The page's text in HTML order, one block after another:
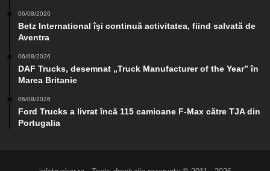
06/08/2026
Betz International își continuă activitatea, fiind salvată de
Aventra
06/08/2026
DAF Trucks, desemnat „Truck Manufacturer of the Year” în
Marea Britanie
06/08/2026
Ford Trucks a livrat încă 115 camioane F-Max către TJA din
Portugalia